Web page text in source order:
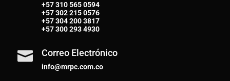
+57310 565 0594
+57302 215 0576
+57304 200 3817
+57300 293 4930
 Correo Electrónico
info@mrpc.com.co